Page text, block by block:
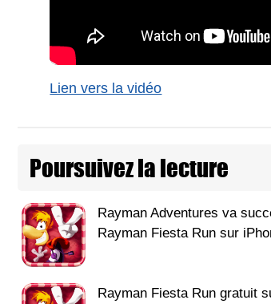
Lien vers la vidéo
Poursuivez la lecture
Rayman Adventures va
Rayman Fiesta Run sur
Rayman Fiesta Run gratuit